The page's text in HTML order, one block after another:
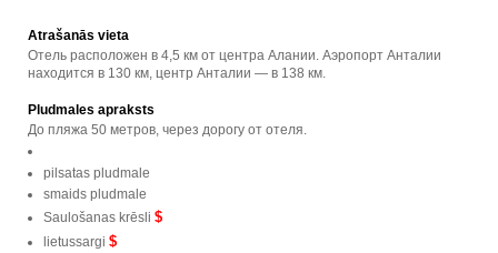
Atrašanās vieta
Отель расположен в 4,5 км от центра Алании. Аэропорт Анталии
находится в 130 км, центр Анталии — в 138 км.
Pludmales apraksts
До пляжа 50 метров, через дорогу от отеля.
pilsatas pludmale
smaids pludmale
Saulošanas krēsli $
lietussargi $